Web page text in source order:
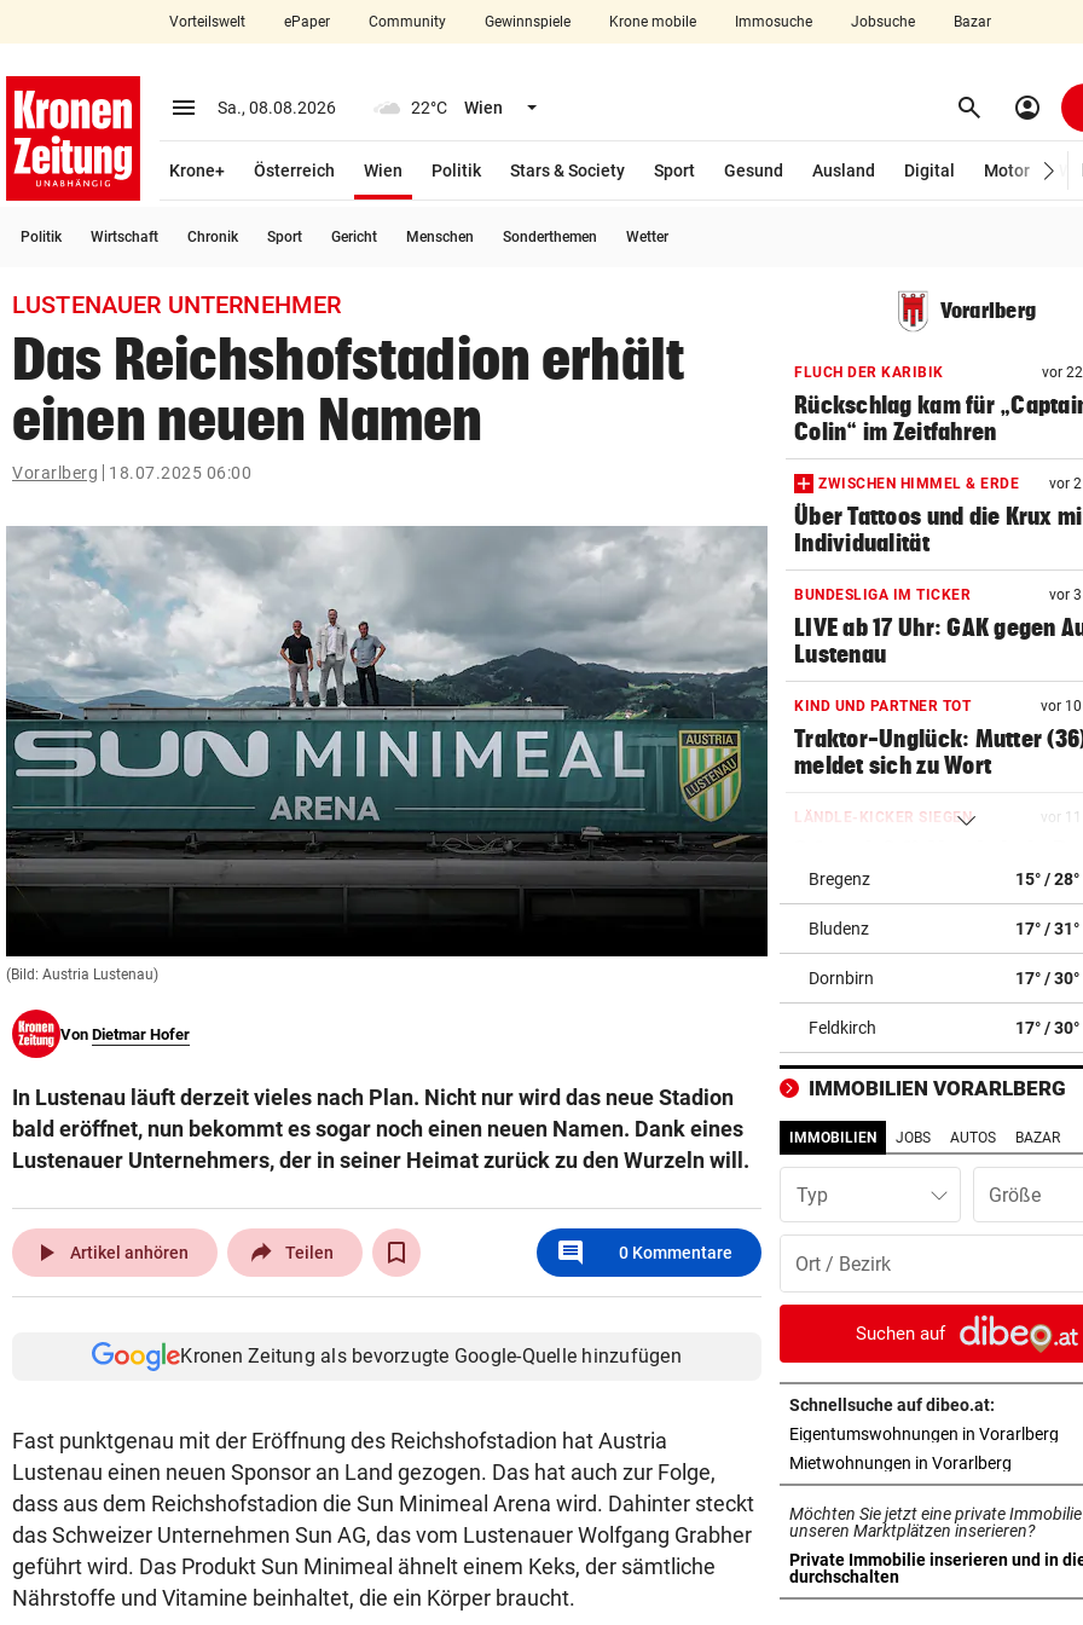
closeSchließen
account_circle Anmelden
arrow_right
bookmark
search
Suchbegriff
eingeben
© Krone Multimedia GmbH & Co KG 2026
Muthgasse 2, 1190 Wien
Vorteilswelt ePaper Community Gewinnspiele Krone mobile Immosuche Jobsuche Bazar
menu Menü aufklappen
Sa., 08.08.2026 22°C Wien Menü aufklappen search Suchen
account_circle
Krone+ Österreich Wien
Politik
Stars & Society Sport Gesund Ausland Digital Motor
Politik Wirtschaft Chronik Sport Gericht Menschen Sonderthemen Wetter
LUSTENAUER UNTERNEHMER
Das Reichshofstadion erhält
einen neuen Namen
Vorarlberg 18.07.2025 06:00
(Bild: Austria Lustenau)
Von Dietmar Hofer
In Lustenau läuft derzeit vieles nach Plan. Nicht nur wird das neue Stadion
bald eröffnet, nun bekommt es sogar noch einen neuen Namen. Dank eines
Lustenauer Unternehmers, der in seiner Heimat zurück zu den Wurzeln will.
play_arrow Artikel anhören Teilen comment 0 Kommentare
Kronen Zeitung als bevorzugte Google-Quelle hinzufügen
Fast punktgenau mit der Eröffnung des Reichshofstadion hat Austria
Lustenau einen neuen Sponsor an Land gezogen. Das hat auch zur Folge,
dass aus dem Reichshofstadion die Sun Minimeal Arena wird. Dahinter steckt
das Schweizer Unternehmen Sun AG, das vom Lustenauer Wolfgang Grabher
geführt wird. Das Produkt Sun Minimeal ähnelt einem Keks, der sämtliche
Nährstoffe und Vitamine beinhaltet, die ein Körper braucht.
Vorarlberg
FLUCH DER KARIBIK vor
Rückschlag kam für
Colin“ im Zeitfahren
ZWISCHEN HIMMEL & ERDE vor
Über Tattoos und die Krux
Individualität
BUNDESLIGA IM TICKER vor
LIVE ab 17 Uhr: GAK gegen
Lustenau
KIND UND PARTNER TOT vor
Traktor-Unglück: Mutter
meldet sich zu Wort
LÄNDLE-KICKER SIEGEN vor
gegen WSG Tirol
BEI WOLFURTTROPHY vor 12
Lokalmatadorin und Tirol-
Youngster mit Sensation
vor
Integrationsbüro
beschmiert
PERSONALMANGEL vor
Vorarlbergs Polizei braucht
Hilfe von außen
BEI POLEN-CHALLENGER vor
Nervenstarker Schwärzler
ins Halbfinale ein
Stiefvater wegen Gewalt an
Ziehtochter vor Gericht
BREGENZER FESTSPIELE vor
Eine wunderbare Reise mit
Sofie von Otter
POLIZEI SUCHT ZEUGEN vor
Bregenz 15° / 28°
Bludenz 17° / 31°
Dornbirn 17° / 30°
Feldkirch 17° / 30°
IMMOBILIEN VORARLBERG
IMMOBILIEN JOBS AUTOS BAZAR
Typ
Suchen auf
Schnellsuche auf dibeo.at:
Eigentumswohnungen in Vorarlberg
Mietwohnungen in Vorarlberg
Möchten Sie jetzt eine private
unseren Marktplätzen inserieren?
Private Immobilie inserieren und in
durchschalten
in neuem Tab öffnen